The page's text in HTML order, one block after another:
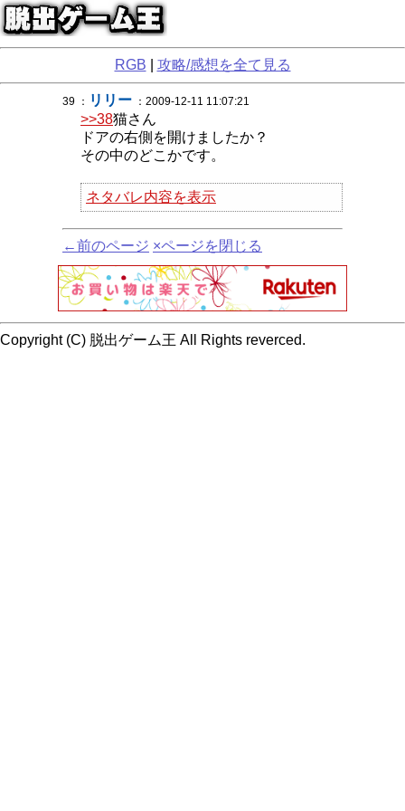
RGB 攻略/感想を全て見る
39 ： リリー ：2009-12-11 11:07:21
>>38猫さん
ドアの右側を開けましたか？
その中のどこかです。
ネタバレ内容を表示
←前のページ ×ページを閉じる
Copyright (C) 脱出ゲーム王 All Rights reverced.